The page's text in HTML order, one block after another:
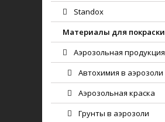
Standox
Материалы для покраски
Аэрозольная продукция
Автохимия в аэрозоли
Аэрозольная краска
Грунты в аэрозоли